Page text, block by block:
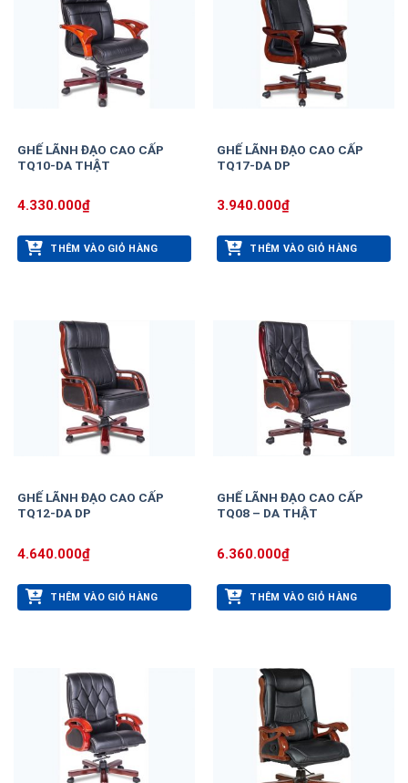
GHẾ LÃNH ĐẠO CAO CẤP
TQ10-DA THẬT
4.330.000₫
THÊM VÀO GIỎ HÀNG
GHẾ LÃNH ĐẠO CAO CẤP
TQ17-DA DP
3.940.000₫
THÊM VÀO GIỎ HÀNG
GHẾ LÃNH ĐẠO CAO CẤP
TQ12-DA DP
4.640.000₫
THÊM VÀO GIỎ HÀNG
GHẾ LÃNH ĐẠO CAO CẤP
TQ08 – DA THẬT
6.360.000₫
THÊM VÀO GIỎ HÀNG